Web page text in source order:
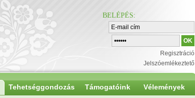
BELÉPÉS:
Regisztráció
Jelszóemlékeztető
Tehetséggondozás Támogatóink Vélemények